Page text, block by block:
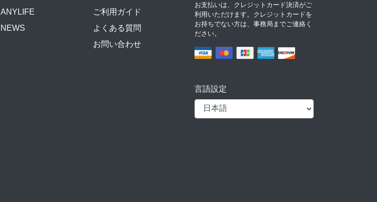
ANYLIFE
NEWS
ご利用ガイド
よくある質問
お問い合わせ
お支払いは、クレジットカード決済がご
利用いただけます。クレジットカードを
お持ちでない方は、事務局までご連絡く
ださい。
言語設定